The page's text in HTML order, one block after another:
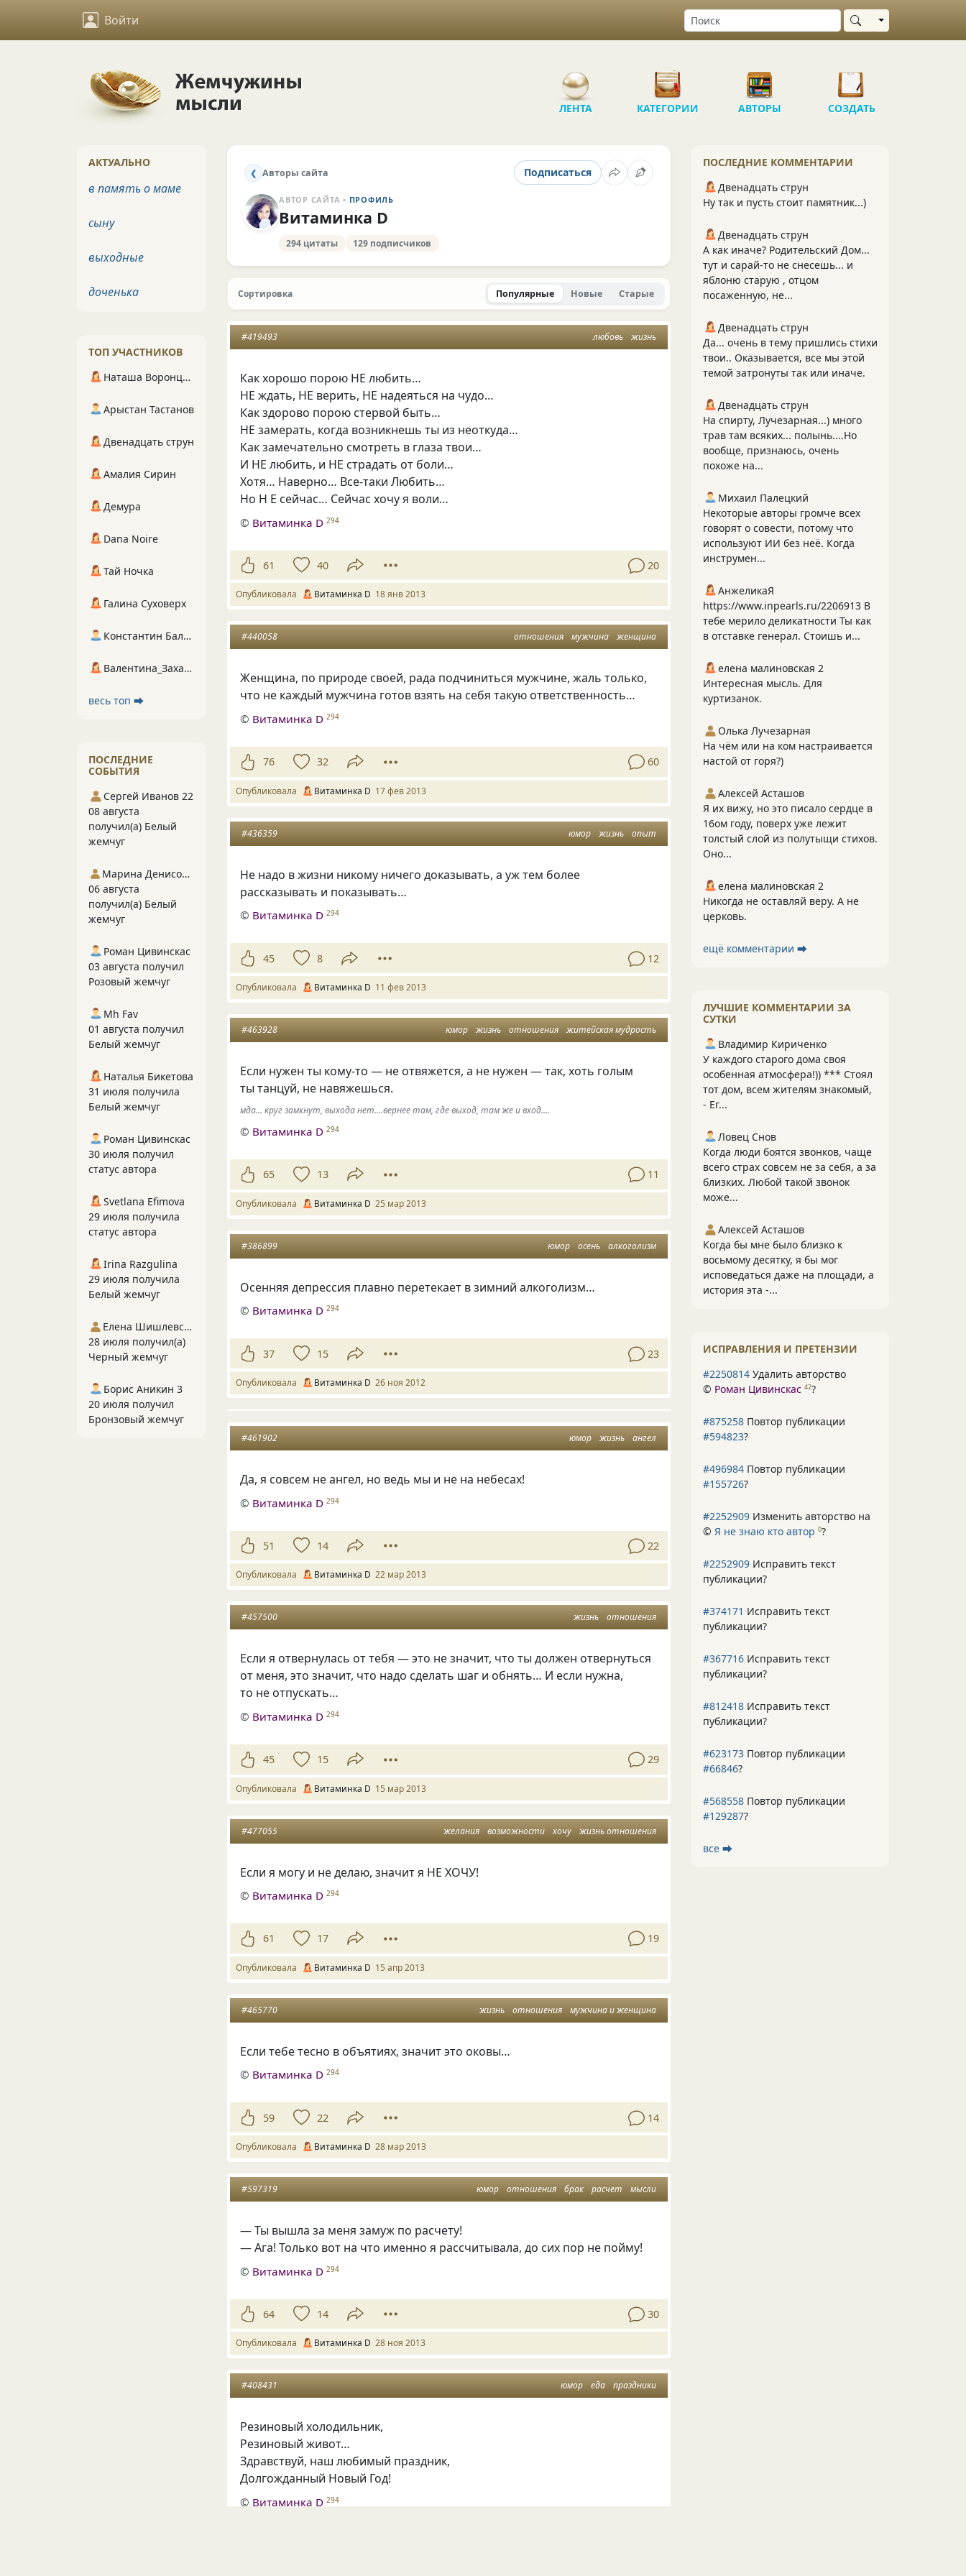
Войти Выбрать область
ЛЕНТА КАТЕГОРИИ АВТОРЫ СОЗДАТЬ
❮ Авторы сайта Подписаться
АВТОР САЙТА • ПРОФИЛЬ
Витаминка D
294 цитаты 129 подписчиков
Сортировка Популярные Новые Старые
любовь жизнь
#419493
Как хорошо порою НЕ любить…
НЕ ждать, НЕ верить, НЕ надеяться на чудо…
Как здорово порою стервой быть…
НЕ замерать, когда возникнешь ты из неоткуда…
Как замечательно смотреть в глаза твои…
И НЕ любить, и НЕ страдать от боли…
Хотя… Наверно… Все-таки Любить…
Но Н Е сейчас… Сейчас хочу я воли…
© Витаминка D 294
61 40 20
Опубликовала Витаминка D 18 янв 2013
отношения мужчина женщина
#440058
Женщина, по природе своей, рада подчиниться мужчине, жаль только,
что не каждый мужчина готов взять на себя такую ответственность…
© Витаминка D 294
76 32 60
Опубликовала Витаминка D 17 фев 2013
юмор жизнь опыт
#436359
Не надо в жизни никому ничего доказывать, а уж тем более
рассказывать и показывать…
© Витаминка D 294
45 8 12
Опубликовала Витаминка D 11 фев 2013
юмор жизнь отношения житейская мудрость
#463928
Если нужен ты кому-то — не отвяжется, а не нужен — так, хоть голым
ты танцуй, не навяжешься.
мда... круг замкнут, выхода нет....вернее там, где выход, там же и вход....
© Витаминка D 294
65 13 11
Опубликовала Витаминка D 25 мар 2013
юмор осень алкоголизм
#386899
Осенняя депрессия плавно перетекает в зимний алкоголизм…
© Витаминка D 294
37 15 23
Опубликовала Витаминка D 26 ноя 2012
юмор жизнь ангел
#461902
Да, я совсем не ангел, но ведь мы и не на небесах!
© Витаминка D 294
51 14 22
Опубликовала Витаминка D 22 мар 2013
жизнь отношения
#457500
Если я отвернулась от тебя — это не значит, что ты должен отвернуться
от меня, это значит, что надо сделать шаг и обнять… И если нужна,
то не отпускать…
© Витаминка D 294
45 15 29
Опубликовала Витаминка D 15 мар 2013
желания возможности хочу жизнь отношения
#477055
Если я могу и не делаю, значит я НЕ ХОЧУ!
© Витаминка D 294
61 17 19
Опубликовала Витаминка D 15 апр 2013
жизнь отношения мужчина и женщина
#465770
Если тебе тесно в объятиях, значит это оковы…
© Витаминка D 294
59 22 14
Опубликовала Витаминка D 28 мар 2013
юмор отношения брак расчет мысли
#597319
— Ты вышла за меня замуж по расчету!
— Ага! Только вот на что именно я рассчитывала, до сих пор не пойму!
© Витаминка D 294
64 14 30
Опубликовала Витаминка D 28 ноя 2013
юмор еда праздники
#408431
Резиновый холодильник,
Резиновый живот…
Здравствуй, наш любимый праздник,
Долгожданный Новый Год!
© Витаминка D 294
ПОСЛЕДНИЕ КОММЕНТАРИИ
Двенадцать струн
Ну так и пусть стоит памятник...)
Двенадцать струн
А как иначе? Родительский Дом...
тут и сарай-то не снесешь... и
яблоню старую , отцом
посаженную, не...
Двенадцать струн
Да... очень в тему пришлись стихи
твои.. Оказывается, все мы этой
темой затронуты так или иначе.
Двенадцать струн
На спирту, Лучезарная...) много
трав там всяких... полынь....Но
вообще, признаюсь, очень
похоже на...
Михаил Палецкий
Некоторые авторы громче всех
говорят о совести, потому что
используют ИИ без неё. Когда
инструмен...
АнжеликаЯ
https://www.inpearls.ru/2206913 В
тебе мерило деликатности Ты как
в отставке генерал. Стоишь и...
елена малиновская 2
Интересная мысль. Для
куртизанок.
Олька Лучезарная
На чём или на ком настраивается
настой от горя?)
Алексей Асташов
Я их вижу, но это писало сердце в
16ом году, поверх уже лежит
толстый слой из полутыщи стихов.
Оно...
елена малиновская 2
Никогда не оставляй веру. А не
церковь.
ещё комментарии ⮕
ЛУЧШИЕ КОММЕНТАРИИ ЗА
СУТКИ
Владимир Кириченко
У каждого старого дома своя
особенная атмосфера!)) *** Стоял
тот дом, всем жителям знакомый,
- Ег...
Ловец Снов
Когда люди боятся звонков, чаще
всего страх совсем не за себя, а за
близких. Любой такой звонок
може...
Алексей Асташов
Когда бы мне было близко к
восьмому десятку, я бы мог
исповедаться даже на площади, а
история эта -...
ИСПРАВЛЕНИЯ И ПРЕТЕНЗИИ
#2250814 Удалить авторство
© Роман Цивинскас 42?
#875258 Повтор публикации
#594823?
#496984 Повтор публикации
#155726?
#2252909 Изменить авторство на
© Я не знаю кто автор 0?
#2252909 Исправить текст
публикации?
#374171 Исправить текст
публикации?
#367716 Исправить текст
публикации?
#812418 Исправить текст
публикации?
#623173 Повтор публикации
#66846?
#568558 Повтор публикации
#129287?
все ⮕
АКТУАЛЬНО
в память о маме
сыну
выходные
доченька
ТОП УЧАСТНИКОВ
Наташа Воронцова
Арыстан Тастанов
Двенадцать струн
Амалия Сирин
Демура
Dana Noire
Тай Ночка
Галина Суховерх
Константин Балухта
Валентина_Захарова
весь топ ⮕
ПОСЛЕДНИЕ
СОБЫТИЯ
Сергей Иванов 22
08 августа
получил(а) Белый
жемчуг
Марина Денисова 5
06 августа
получил(а) Белый
жемчуг
Роман Цивинскас
03 августа получил
Розовый жемчуг
Mh Fav
01 августа получил
Белый жемчуг
Наталья Бикетова
31 июля получила
Белый жемчуг
Роман Цивинскас
30 июля получил
статус автора
Svetlana Efimova
29 июля получила
статус автора
Irina Razgulina
29 июля получила
Белый жемчуг
Елена Шишлевская
28 июля получил(а)
Черный жемчуг
Борис Аникин 3
20 июля получил
Бронзовый жемчуг